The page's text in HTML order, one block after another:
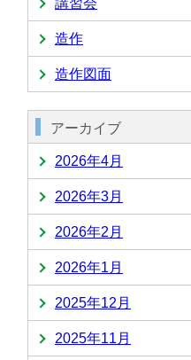
講習会
造作
造作図面
アーカイブ
2026年4月
2026年3月
2026年2月
2026年1月
2025年12月
2025年11月